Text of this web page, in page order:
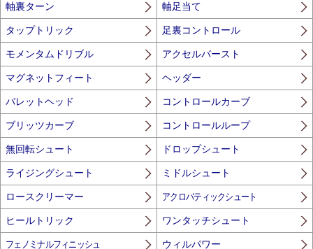
軸裏ターン 軸足当て
タップトリック 足裏コントロール
モメンタムドリブル アクセルバースト
マグネットフィート ヘッダー
バレットヘッド コントロールカーブ
ブリッツカーブ コントロールループ
無回転シュート ドロップシュート
ライジングシュート ミドルシュート
ロースクリーマー アクロバティックシュート
ヒールトリック ワンタッチシュート
フェノミナルフィニッシュ ウィルパワー